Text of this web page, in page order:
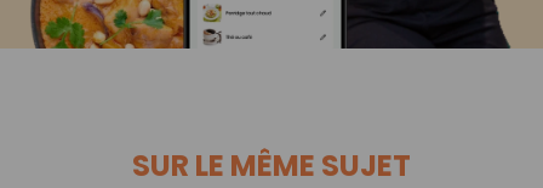
SUR LE MÊME SUJET